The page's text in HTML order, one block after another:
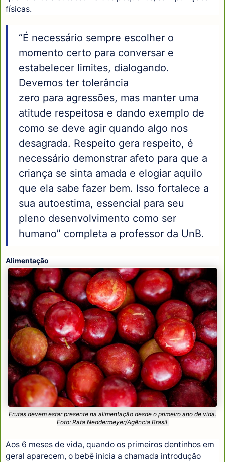
físicas.
“É necessário sempre escolher o
momento certo para conversar e
estabelecer limites, dialogando.
Devemos ter tolerância
zero para agressões, mas manter uma
atitude respeitosa e dando exemplo de
como se deve agir quando algo nos
desagrada. Respeito gera respeito, é
necessário demonstrar afeto para que a
criança se sinta amada e elogiar aquilo
que ela sabe fazer bem. Isso fortalece a
sua autoestima, essencial para seu
pleno desenvolvimento como ser
humano” completa a professor da UnB.
Alimentação
Frutas devem estar presente na alimentação desde o primeiro ano de vida.
Foto: Rafa Neddermeyer/Agência Brasil
Aos 6 meses de vida, quando os primeiros dentinhos em
geral aparecem, o bebê inicia a chamada introdução